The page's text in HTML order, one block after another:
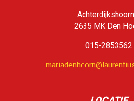
2635 MK Den
015-2853562